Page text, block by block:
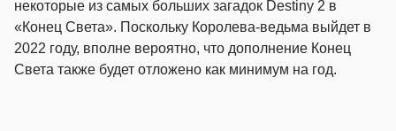
некоторые из самых больших загадок Destiny 2 в
«Конец Света». Поскольку Королева-ведьма выйдет в
2022 году, вполне вероятно, что дополнение Конец
Света также будет отложено как минимум на год.